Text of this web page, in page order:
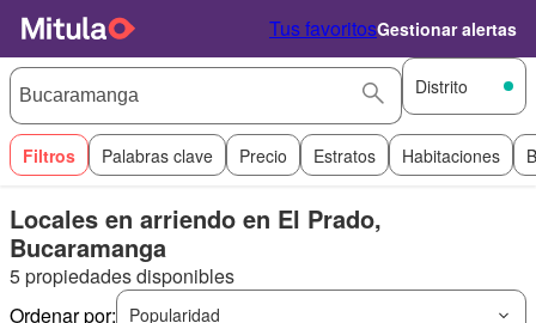
Tus favoritosGestionar alertas
Distrito
Filtros Palabras clave Precio Estratos Habitaciones
Locales en arriendo en El Prado,
Bucaramanga
5 propiedades disponibles
Ordenar por:
Popularidad